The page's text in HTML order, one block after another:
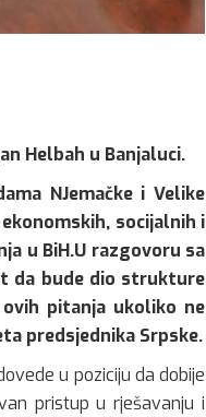
Helbah u Banjaluci.
NJemačke i Velike
socijalnih i
u BiH.U razgovoru sa
da bude dio strukture
pitanja ukoliko ne
predsjednika Srpske.
u poziciju da dobije
pristup u rješavanju i